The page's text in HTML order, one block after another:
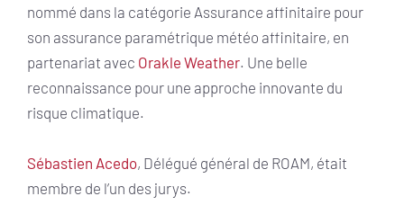
nommé dans la catégorie Assurance affinitaire pour
son assurance paramétrique météo affinitaire, en
partenariat avec Orakle Weather. Une belle
reconnaissance pour une approche innovante du
risque climatique.
Sébastien Acedo, Délégué général de ROAM, était
membre de l’un des jurys.